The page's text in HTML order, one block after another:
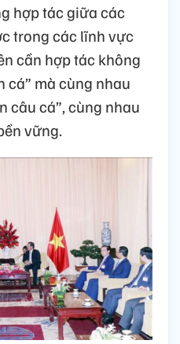
hợp tác giữa các
trong các lĩnh vực
cần hợp tác không
cá” mà cùng nhau
câu cá”, cùng nhau
vững.